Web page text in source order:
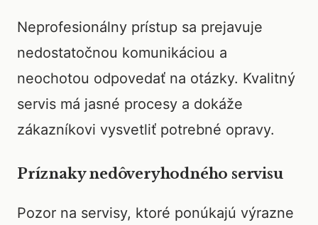
Neprofesionálny prístup sa prejavuje
nedostatočnou komunikáciou a
neochotou odpovedať na otázky. Kvalitný
servis má jasné procesy a dokáže
zákazníkovi vysvetliť potrebné opravy.
Príznaky nedôveryhodného servisu
Pozor na servisy, ktoré ponúkajú výrazne